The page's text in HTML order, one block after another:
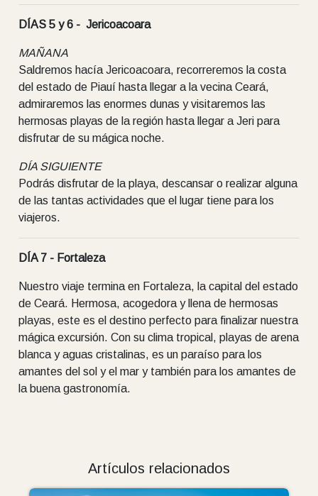
DÍAS 5 y 6 - Jericoacoara
MAÑANA
Saldremos hacía Jericoacoara, recorreremos la costa
del estado de Piauí hasta llegar a la vecina Ceará,
admiraremos las enormes dunas y visitaremos las
hermosas playas de la región hasta llegar a Jeri para
disfrutar de su mágica noche.
DÍA SIGUIENTE
Podrás disfrutar de la playa, descansar o realizar alguna
de las tantas actividades que el lugar tiene para los
viajeros.
DÍA 7 - Fortaleza
Nuestro viaje termina en Fortaleza, la capital del estado
de Ceará. Hermosa, acogedora y llena de hermosas
playas, este es el destino perfecto para finalizar nuestra
mágica excursión. Con su clima tropical, playas de arena
blanca y aguas cristalinas, es un paraíso para los
amantes del sol y el mar y también para los amantes de
la buena gastronomía.
Artículos relacionados